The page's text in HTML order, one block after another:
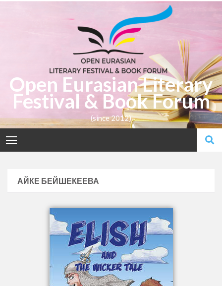
Open Eurasian Literary
Festival & Book Forum
(since 2012)
АЙКЕ БЕЙШЕКЕЕВА